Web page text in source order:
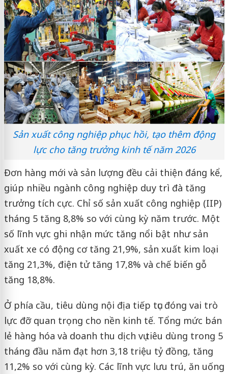
Sản xuất công nghiệp phục hồi, tạo thêm động
lực cho tăng trưởng kinh tế năm 2026
Đơn hàng mới và sản lượng đều cải thiện đáng kể,
giúp nhiều ngành công nghiệp duy trì đà tăng
trưởng tích cực. Chỉ số sản xuất công nghiệp (IIP)
tháng 5 tăng 8,8% so với cùng kỳ năm trước. Một
số lĩnh vực ghi nhận mức tăng nổi bật như sản
xuất xe có động cơ tăng 21,9%, sản xuất kim loại
tăng 21,3%, điện tử tăng 17,8% và chế biến gỗ
tăng 18,8%.
Ở phía cầu, tiêu dùng nội địa tiếp tục đóng vai trò
lực đỡ quan trọng cho nền kinh tế. Tổng mức bán
lẻ hàng hóa và doanh thu dịch vụ tiêu dùng trong 5
tháng đầu năm đạt hơn 3,18 triệu tỷ đồng, tăng
11,2% so với cùng kỳ. Các lĩnh vực lưu trú, ăn uống